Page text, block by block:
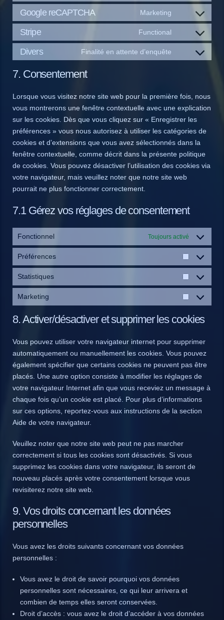
campaign
adobe-
fonts
service
google-
fonts
Google reCAPTCHA Marketing
Consent
service
google-
Stripe Functional
Consent
service
Divers Finalité en attente d’enquête
Consent
7. Consentement
Lorsque vous visitez notre site web pour la première fois, nous
vous montrerons une fenêtre contextuelle avec une explication
sur les cookies. Dès que vous cliquez sur « Enregistrer les
préférences » vous nous autorisez à utiliser les catégories de
cookies et d’extensions que vous avez sélectionnés dans la
fenêtre contextuelle, comme décrit dans la présente politique
de cookies. Vous pouvez désactiver l’utilisation des cookies via
votre navigateur, mais veuillez noter que notre site web
pourrait ne plus fonctionner correctement.
7.1 Gérez vos réglages de consentement
Fonctionnel Toujours activé
Préférences
Statistiques
Marketing
Marketing
8. Activer/désactiver et supprimer les cookies
Vous pouvez utiliser votre navigateur internet pour supprimer
automatiquement ou manuellement les cookies. Vous pouvez
également spécifier que certains cookies ne peuvent pas être
placés. Une autre option consiste à modifier les réglages de
votre navigateur Internet afin que vous receviez un message à
chaque fois qu’un cookie est placé. Pour plus d’informations
sur ces options, reportez-vous aux instructions de la section
Aide de votre navigateur.
Veuillez noter que notre site web peut ne pas marcher
correctement si tous les cookies sont désactivés. Si vous
supprimez les cookies dans votre navigateur, ils seront de
nouveau placés après votre consentement lorsque vous
revisiterez notre site web.
9. Vos droits concernant les données
personnelles
Vous avez les droits suivants concernant vos données
personnelles :
Vous avez le droit de savoir pourquoi vos données
personnelles sont nécessaires, ce qui leur arrivera et
combien de temps elles seront conservées.
Droit d’accès : vous avez le droit d’accéder à vos données